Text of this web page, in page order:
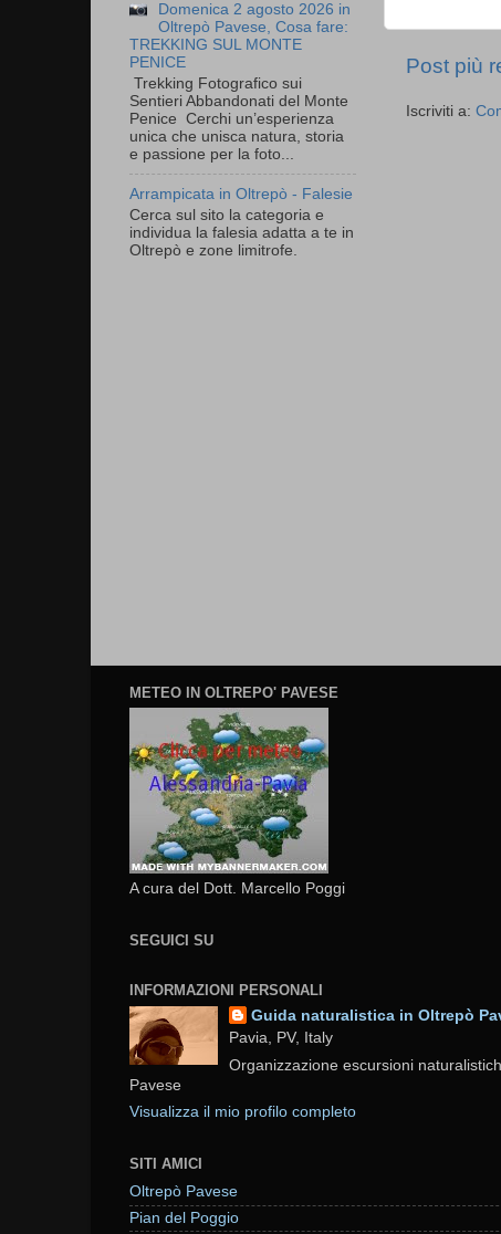
Post più
Iscriviti a:
Domenica 2 agosto 2026 in
Oltrepò Pavese, Cosa fare:
TREKKING SUL MONTE
PENICE
Trekking Fotografico sui
Sentieri Abbandonati del Monte
Penice Cerchi un’esperienza
unica che unisca natura, storia
e passione per la foto...
Arrampicata in Oltrepò - Falesie
Cerca sul sito la categoria e
individua la falesia adatta a te in
Oltrepò e zone limitrofe.
METEO IN OLTREPO' PAVESE
A cura del Dott. Marcello Poggi
SEGUICI SU
INFORMAZIONI PERSONALI
Guida naturalistica in Oltrepò
Pavia, PV, Italy
Organizzazione escursioni
Pavese
Visualizza il mio profilo completo
SITI AMICI
Oltrepò Pavese
Pian del Poggio